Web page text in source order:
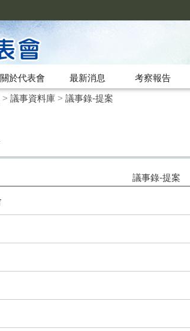
關於代表會 最新消息 考察報告
> 議事資料庫> 議事錄-提案
議事錄-提案